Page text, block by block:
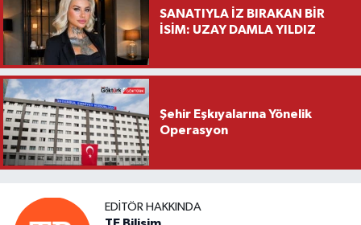
SANATIYLA İZ BIRAKAN BİR
İSİM: UZAY DAMLA YILDIZ
Şehir Eşkıyalarına Yönelik
Operasyon
EDITÖR HAKKINDA